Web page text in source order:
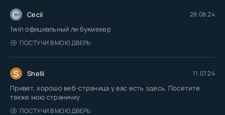
C Cecil 28.08.24
1win официальный ли букмекер
ПОСТУЧИ В МОЮ ДВЕРЬ
S Shelli 11.07.24
Привет, хорошо веб-страница у вас есть здесь. Посетите
также мою страничку
ПОСТУЧИ В МОЮ ДВЕРЬ